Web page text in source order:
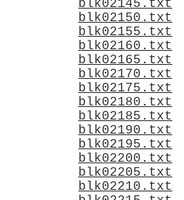
blk02145.txt
blk02150.txt
blk02155.txt
blk02160.txt
blk02165.txt
blk02170.txt
blk02175.txt
blk02180.txt
blk02185.txt
blk02190.txt
blk02195.txt
blk02200.txt
blk02205.txt
blk02210.txt